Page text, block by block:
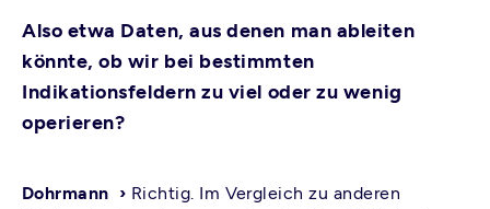
Also etwa Daten, aus denen man ableiten
könnte, ob wir bei bestimmten
Indikationsfeldern zu viel oder zu wenig
operieren?
Dohrmann › Richtig. Im Vergleich zu anderen